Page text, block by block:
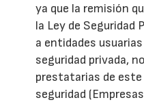
ya que la remisión
la Ley de Seguridad
a entidades
seguridad privada,
prestatarias de
seguridad